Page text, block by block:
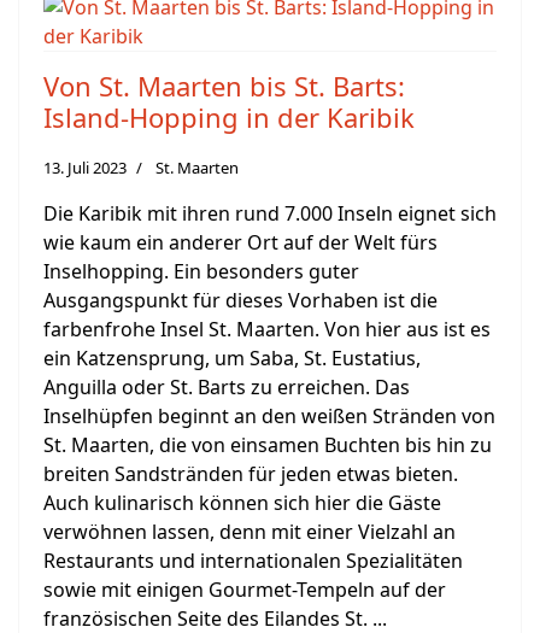
Von St. Maarten bis St. Barts:
Island-Hopping in der Karibik
13. Juli 2023 St. Maarten
Die Karibik mit ihren rund 7.000 Inseln eignet sich
wie kaum ein anderer Ort auf der Welt fürs
Inselhopping. Ein besonders guter
Ausgangspunkt für dieses Vorhaben ist die
farbenfrohe Insel St. Maarten. Von hier aus ist es
ein Katzensprung, um Saba, St. Eustatius,
Anguilla oder St. Barts zu erreichen. Das
Inselhüpfen beginnt an den weißen Stränden von
St. Maarten, die von einsamen Buchten bis hin zu
breiten Sandstränden für jeden etwas bieten.
Auch kulinarisch können sich hier die Gäste
verwöhnen lassen, denn mit einer Vielzahl an
Restaurants und internationalen Spezialitäten
sowie mit einigen Gourmet-Tempeln auf der
französischen Seite des Eilandes St. ...